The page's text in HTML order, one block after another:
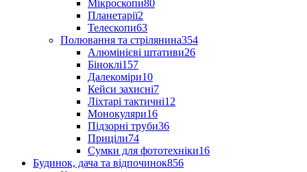
Мікроскопи80
Планетарії2
Телескопи63
Полювання та стрілянина354
Алюмінієві штативи26
Біноклі157
Далекоміри10
Кейси захисні7
Ліхтарі тактичні12
Монокуляри16
Підзорні труби36
Приціли74
Сумки для фототехніки16
Будинок, дача та відпочинок856